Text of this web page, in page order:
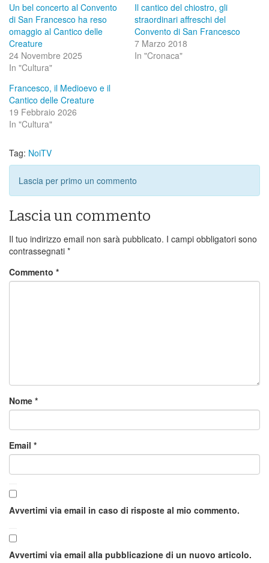
Un bel concerto al Convento
di San Francesco ha reso
omaggio al Cantico delle
Creature
24 Novembre 2025
In "Cultura"
Il cantico del chiostro, gli
straordinari affreschi del
Convento di San Francesco
7 Marzo 2018
In "Cronaca"
Francesco, il Medioevo e il
Cantico delle Creature
19 Febbraio 2026
In "Cultura"
Tag: NoiTV
Lascia per primo un commento
Lascia un commento
Il tuo indirizzo email non sarà pubblicato. I campi obbligatori sono
contrassegnati *
Commento *
Nome *
Email *
Avvertimi via email in caso di risposte al mio commento.
Avvertimi via email alla pubblicazione di un nuovo articolo.